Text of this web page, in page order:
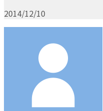
2014/12/10